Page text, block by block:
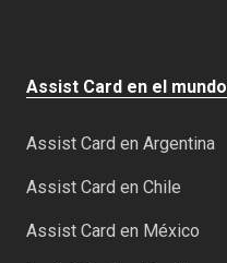
Assist Card en el mundo
Assist Card en Argentina
Assist Card en Chile
Assist Card en México